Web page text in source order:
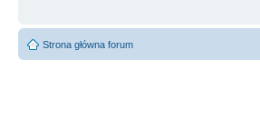
Strona główna forum